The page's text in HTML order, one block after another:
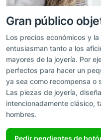
Gran público
Los precios económicos y
entusiasman tanto a los
mayores de la joyería. Por
perfectos para hacer un
ya sea como recompensa o
Las piezas de joyería,
intencionadamente clásico,
hombres.
Pedir pendientes de